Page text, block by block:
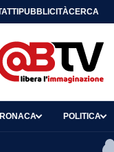
PUBBLICITÀCERCA
POLITICA